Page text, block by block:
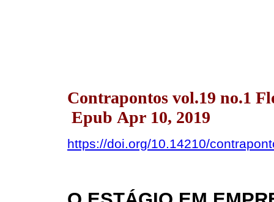
Contrapontos vol.19 no.1
Epub Apr 10, 2019
https://doi.org/10.14210/